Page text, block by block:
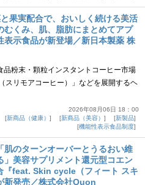
果実配合で、おいしく続ける美活
むくみ、肌、脂肪にまとめてアプ
表示食品が新登場／新日本製薬 株
粉末・顆粒インスタントコーヒー市場
リモアコーヒー）」などを展開するヘ
2026年08月06日 18：00
新商品（健康） 新商品（美容）
新製品
機能性表示食品制度
肌のターンオーバーとうるおい維
」美容サプリメント還元型コエン
『feat. Skin cycle（フィート スキ
新発売／株式会社Quon